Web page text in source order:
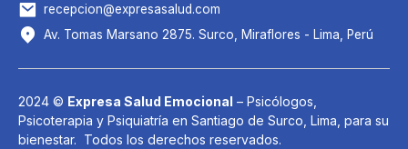
recepcion@expresasalud.com
Av. Tomas Marsano 2875. Surco, Miraflores - Lima, Perú
2024 © Expresa Salud Emocional – Psicólogos,
Psicoterapia y Psiquiatría en Santiago de Surco, Lima, para su
bienestar. Todos los derechos reservados.